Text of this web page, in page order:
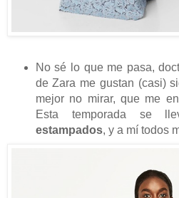
No sé lo que me pasa,
de Zara me gustan (casi)
mejor no mirar, que me
Esta temporada se
estampados, y a mí todos